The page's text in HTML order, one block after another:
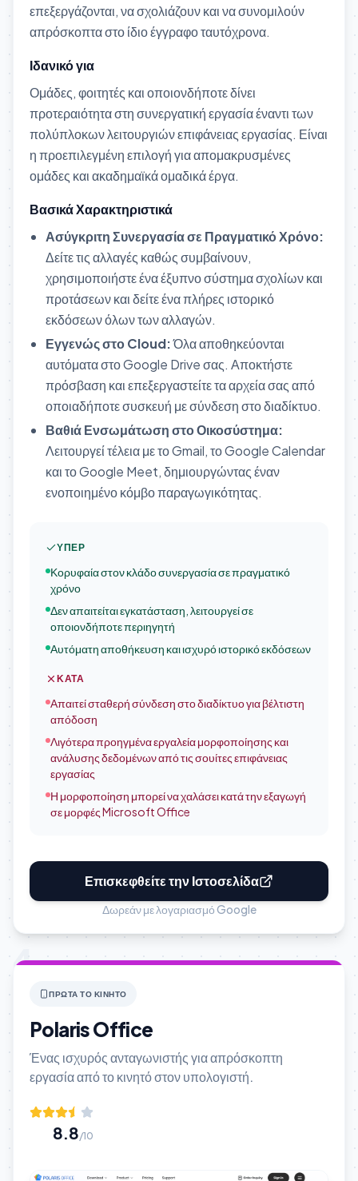
επεξεργάζονται, να σχολιάζουν και να συνομιλούν
απρόσκοπτα στο ίδιο έγγραφο ταυτόχρονα.
Ιδανικό για
Ομάδες, φοιτητές και οποιονδήποτε δίνει
προτεραιότητα στη συνεργατική εργασία έναντι των
πολύπλοκων λειτουργιών επιφάνειας εργασίας. Είναι
η προεπιλεγμένη επιλογή για απομακρυσμένες
ομάδες και ακαδημαϊκά ομαδικά έργα.
Βασικά Χαρακτηριστικά
Ασύγκριτη Συνεργασία σε Πραγματικό Χρόνο:
Δείτε τις αλλαγές καθώς συμβαίνουν,
χρησιμοποιήστε ένα έξυπνο σύστημα σχολίων και
προτάσεων και δείτε ένα πλήρες ιστορικό
εκδόσεων όλων των αλλαγών.
Εγγενώς στο Cloud:Όλα αποθηκεύονται
αυτόματα στο Google Drive σας. Αποκτήστε
πρόσβαση και επεξεργαστείτε τα αρχεία σας από
οποιαδήποτε συσκευή με σύνδεση στο διαδίκτυο.
Βαθιά Ενσωμάτωση στο Οικοσύστημα:
Λειτουργεί τέλεια με το Gmail, το Google Calendar
και το Google Meet, δημιουργώντας έναν
ενοποιημένο κόμβο παραγωγικότητας.
ΥΠΈΡ
Κορυφαία στον κλάδο συνεργασία σε πραγματικό
χρόνο
Δεν απαιτείται εγκατάσταση, λειτουργεί σε
οποιονδήποτε περιηγητή
Αυτόματη αποθήκευση και ισχυρό ιστορικό εκδόσεων
ΚΑΤΆ
Απαιτεί σταθερή σύνδεση στο διαδίκτυο για βέλτιστη
απόδοση
Λιγότερα προηγμένα εργαλεία μορφοποίησης και
ανάλυσης δεδομένων από τις σουίτες επιφάνειας
εργασίας
Η μορφοποίηση μπορεί να χαλάσει κατά την εξαγωγή
σε μορφές Microsoft Office
Επισκεφθείτε την Ιστοσελίδα
Δωρεάν με λογαριασμό Google
4
ΠΡΏΤΑ ΤΟ ΚΙΝΗΤΌ
Polaris Office
Ένας ισχυρός ανταγωνιστής για απρόσκοπτη
εργασία από το κινητό στον υπολογιστή.
8.8/10